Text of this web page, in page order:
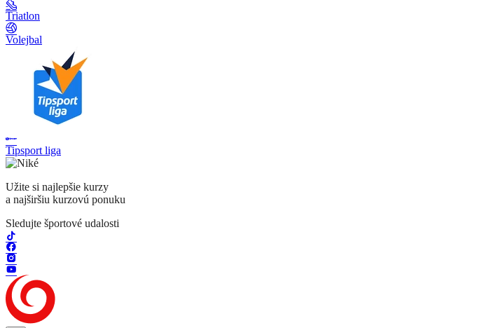
Triatlon
Volejbal
Tipsport liga
Užite si najlepšie kurzy
a najširšiu kurzovú ponuku
Sledujte športové udalosti